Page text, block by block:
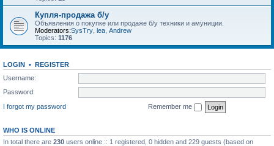
Купля-продажа б/у
Объявления о покупке или продаже б/у техники и амуниции.
Moderators:SysTry lea Andrew
Topics: 1176
LOGIN • REGISTER
Username:
Password:
I forgot my password
Remember me
WHO IS ONLINE
In total there are 230 users online :: 1 registered, 0 hidden and 229 guests (based on